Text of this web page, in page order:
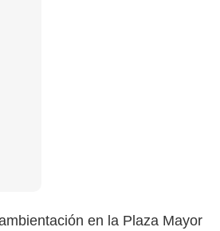
en la Plaza Mayor